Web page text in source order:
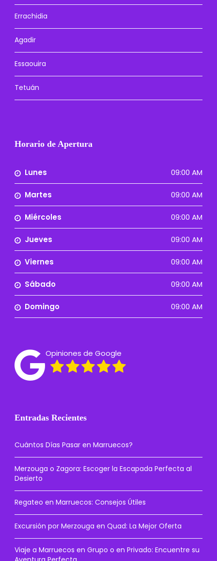
Errachidia
Agadir
Essaouira
Tetuán
Horario de Apertura
Lunes 09:00 AM
Martes 09:00 AM
Miércoles 09:00 AM
Jueves 09:00 AM
Viernes 09:00 AM
Sábado 09:00 AM
Domingo 09:00 AM
Opiniones de Google
Entradas Recientes
Cuántos Días Pasar en Marruecos?
Merzouga o Zagora: Escoger la Escapada Perfecta al
Desierto
Regateo en Marruecos: Consejos Útiles
Excursión por Merzouga en Quad: La Mejor Oferta
Viaje a Marruecos en Grupo o en Privado: Encuentre su